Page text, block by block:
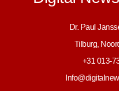
Dr. Paul
Tilburg,
+31 013-